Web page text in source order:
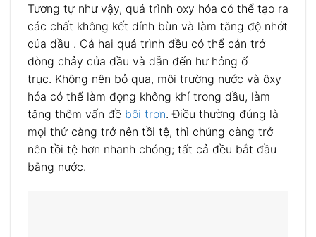
Tương tự như vậy, quá trình oxy hóa có thể tạo ra
các chất không kết dính bùn và làm tăng độ nhớt
của dầu . Cả hai quá trình đều có thể cản trở
dòng chảy của dầu và dẫn đến hư hỏng ổ
trục. Không nên bỏ qua, môi trường nước và ôxy
hóa có thể làm đọng không khí trong dầu, làm
tăng thêm vấn đề bôi trơn. Điều thường đúng là
mọi thứ càng trở nên tồi tệ, thì chúng càng trở
nên tồi tệ hơn nhanh chóng; tất cả đều bắt đầu
bằng nước.